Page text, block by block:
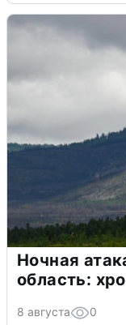
Ночная
область:
8 августа 0